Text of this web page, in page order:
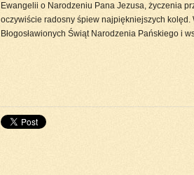
Ewangelii o Narodzeniu Pana Jezusa, życzenia
oczywiście radosny śpiew najpiękniejszych kolęd.
Błogosławionych Świąt Narodzenia Pańskiego i